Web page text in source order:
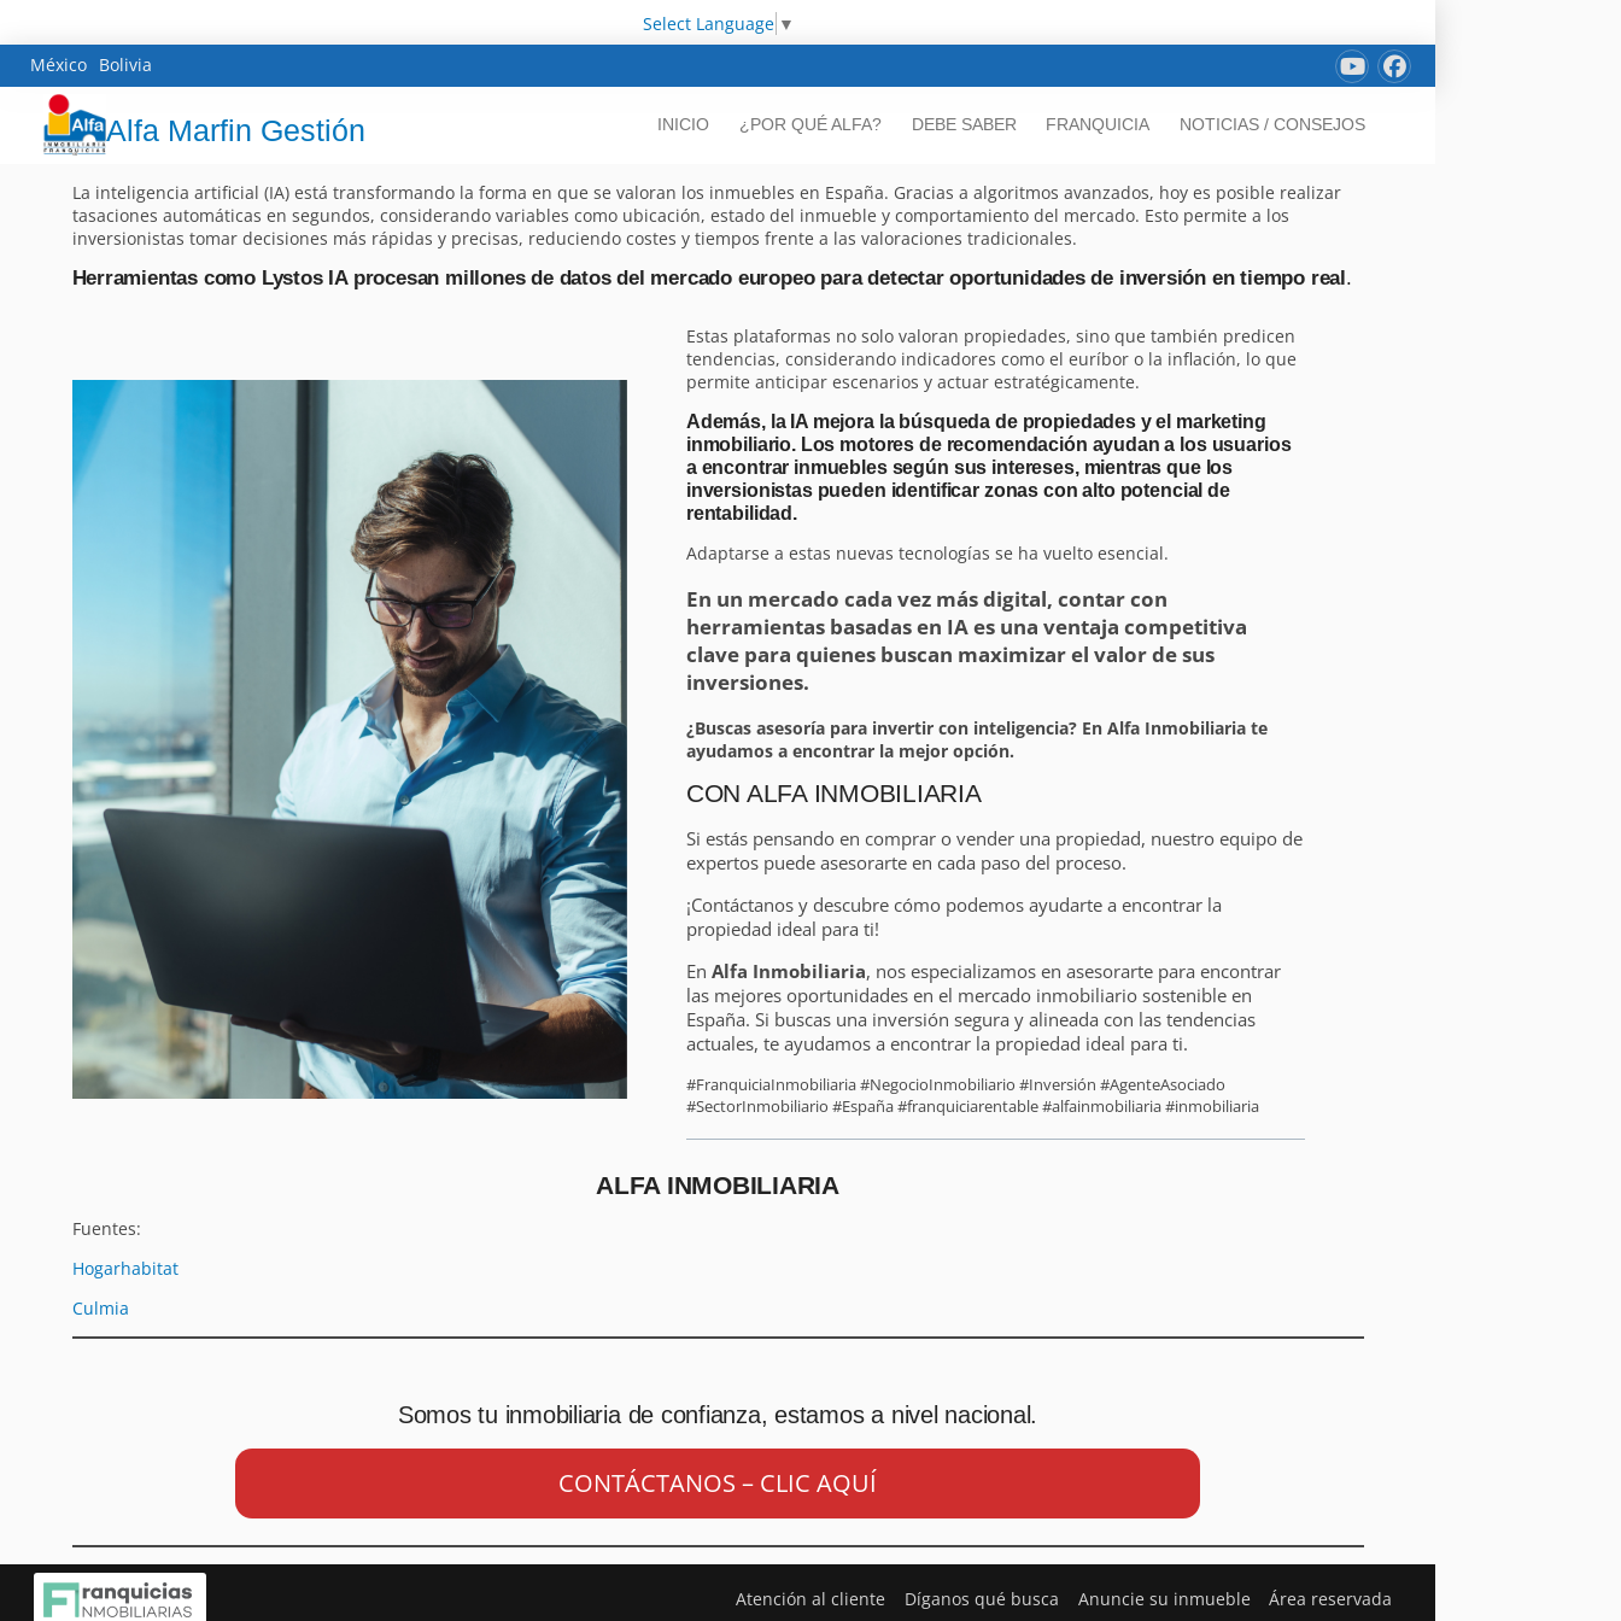
Select Language ▼
México Bolivia
Alfa Marfin Gestión INICIO ¿POR QUÉ ALFA? DEBE SABER FRANQUICIA NOTICIAS / CONSEJOS
La inteligencia artificial (IA) está transformando la forma en que se valoran los inmuebles en España. Gracias a algoritmos avanzados, hoy es posible realizar
tasaciones automáticas en segundos, considerando variables como ubicación, estado del inmueble y comportamiento del mercado. Esto permite a los
inversionistas tomar decisiones más rápidas y precisas, reduciendo costes y tiempos frente a las valoraciones tradicionales.
Herramientas como Lystos IA procesan millones de datos del mercado europeo para detectar oportunidades de inversión en tiempo real.
Estas plataformas no solo valoran propiedades, sino que también predicen
tendencias, considerando indicadores como el euríbor o la inflación, lo que
permite anticipar escenarios y actuar estratégicamente.
Además, la IA mejora la búsqueda de propiedades y el marketing
inmobiliario. Los motores de recomendación ayudan a los usuarios
a encontrar inmuebles según sus intereses, mientras que los
inversionistas pueden identificar zonas con alto potencial de
rentabilidad.
Adaptarse a estas nuevas tecnologías se ha vuelto esencial.
En un mercado cada vez más digital, contar con
herramientas basadas en IA es una ventaja competitiva
clave para quienes buscan maximizar el valor de sus
inversiones.
¿Buscas asesoría para invertir con inteligencia? En Alfa Inmobiliaria te
ayudamos a encontrar la mejor opción.
CON ALFA INMOBILIARIA
Si estás pensando en comprar o vender una propiedad, nuestro equipo de
expertos puede asesorarte en cada paso del proceso.
¡Contáctanos y descubre cómo podemos ayudarte a encontrar la
propiedad ideal para ti!
En Alfa Inmobiliaria, nos especializamos en asesorarte para encontrar
las mejores oportunidades en el mercado inmobiliario sostenible en
España. Si buscas una inversión segura y alineada con las tendencias
actuales, te ayudamos a encontrar la propiedad ideal para ti.
#FranquiciaInmobiliaria #NegocioInmobiliario #Inversión #AgenteAsociado
#SectorInmobiliario #España #franquiciarentable #alfainmobiliaria #inmobiliaria
ALFA INMOBILIARIA
Fuentes:
Hogarhabitat
Culmia
Somos tu inmobiliaria de confianza, estamos a nivel nacional.
CONTÁCTANOS – CLIC AQUÍ
Atención al cliente Díganos qué busca Anuncie su inmueble Área reservada